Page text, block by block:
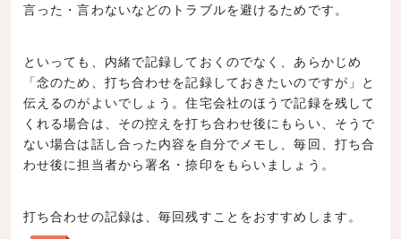
言った・言わないなどのトラブルを避けるためです。
といっても、内緒で記録しておくのでなく、あらかじめ
「念のため、打ち合わせを記録しておきたいのですが」と
伝えるのがよいでしょう。住宅会社のほうで記録を残して
くれる場合は、その控えを打ち合わせ後にもらい、そうで
ない場合は話し合った内容を自分でメモし、毎回、打ち合
わせ後に担当者から署名・捺印をもらいましょう。
打ち合わせの記録は、毎回残すことをおすすめします。